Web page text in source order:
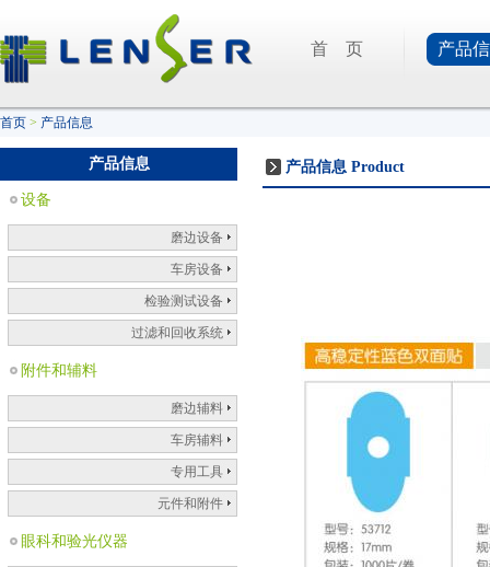
首 页 产品
首页 > 产品信息
产品信息
设备
磨边设备
车房设备
检验测试设备
过滤和回收系统
附件和辅料
磨边辅料
车房辅料
专用工具
元件和附件
眼科和验光仪器
产品信息 Product